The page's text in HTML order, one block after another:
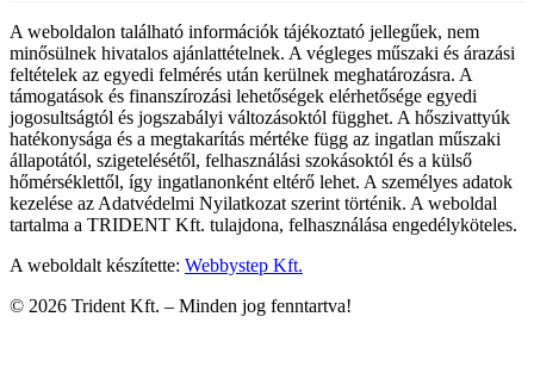
A weboldalon található információk tájékoztató jellegűek, nem
minősülnek hivatalos ajánlattételnek. A végleges műszaki és árazási
feltételek az egyedi felmérés után kerülnek meghatározásra. A
támogatások és finanszírozási lehetőségek elérhetősége egyedi
jogosultságtól és jogszabályi változásoktól függhet. A hőszivattyúk
hatékonysága és a megtakarítás mértéke függ az ingatlan műszaki
állapotától, szigetelésétől, felhasználási szokásoktól és a külső
hőmérséklettől, így ingatlanonként eltérő lehet. A személyes adatok
kezelése az Adatvédelmi Nyilatkozat szerint történik. A weboldal
tartalma a TRIDENT Kft. tulajdona, felhasználása engedélyköteles.
A weboldalt készítette: Webbystep Kft.
© 2026 Trident Kft. – Minden jog fenntartva!